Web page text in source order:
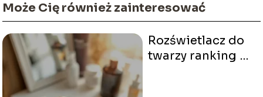
Może Cię również zainteresować
Rozświetlacz do
twarzy ranking –